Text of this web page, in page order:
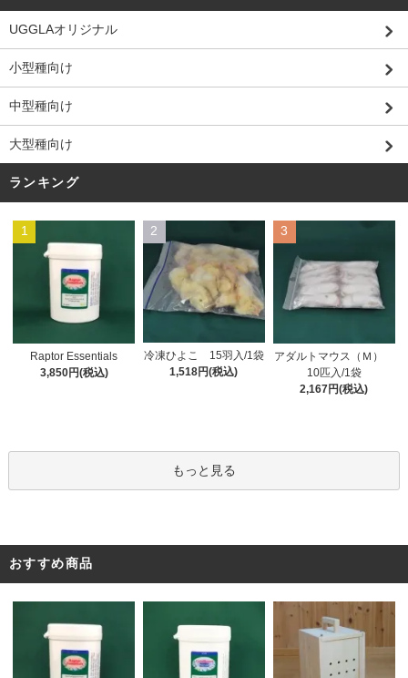
UGGLAオリジナル
小型種向け
中型種向け
大型種向け
ランキング
1
Raptor Essentials
3,850円(税込)
2
冷凍ひよこ 15羽入/1袋
1,518円(税込)
3
アダルトマウス（Ｍ）
10匹入/1袋
2,167円(税込)
もっと見る
おすすめ商品